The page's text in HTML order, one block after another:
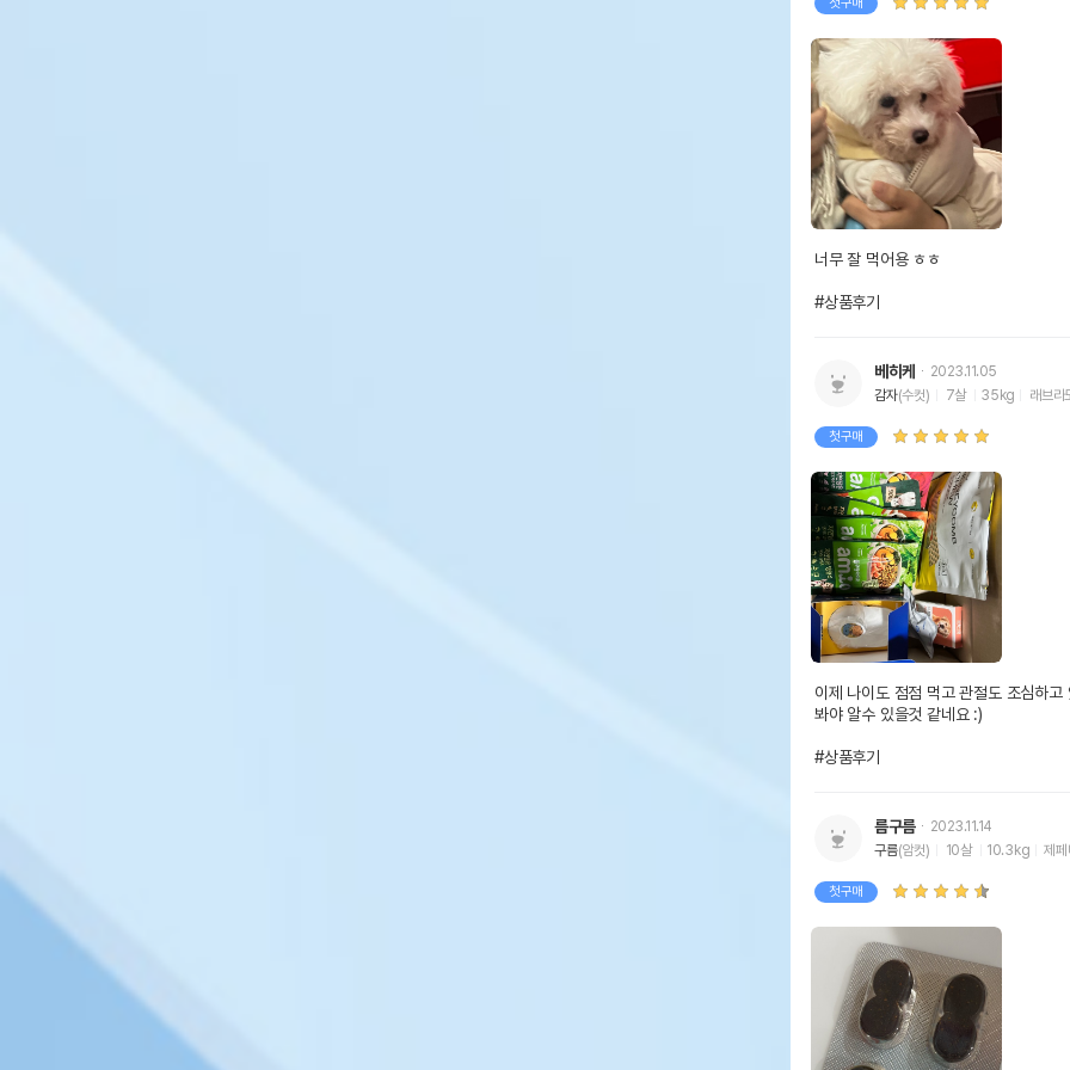
너무 잘 먹어용 ㅎㅎ
#상품후기
베히케
2023.11.05
감자(수컷) 7살 35kg 래브라
첫구매
이제 나이도 점점 먹고 관절도 조심하
봐야 알수 있을것 같네요 :)
#상품후기
름구름
2023.11.14
구름(암컷) 10살 10.3kg 제
첫구매